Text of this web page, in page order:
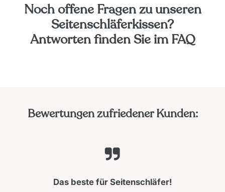
Noch offene Fragen zu unseren
Seitenschläferkissen?
Antworten finden Sie im FAQ
Bewertungen zufriedener Kunden:
Das beste für Seitenschläfer!